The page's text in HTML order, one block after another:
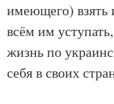
имеющего) взять
всём им
жизнь по
себя в своих